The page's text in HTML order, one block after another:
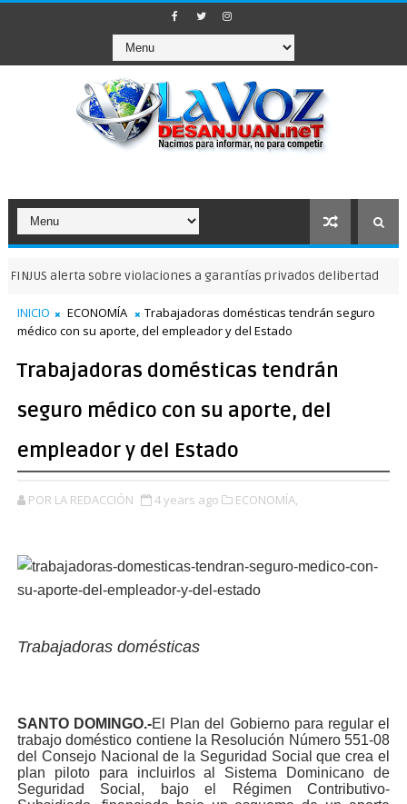
alerta sobre violaciones a garantías privados delibertad
INICIO ECONOMÍA
Trabajadoras domésticas tendrán seguro
médico con su aporte, del empleador y del Estado
Trabajadoras domésticas tendrán
seguro médico con su aporte, del
empleador y del Estado
POR LA REDACCIÓN 4 years ago ECONOMÍA,
Trabajadoras domésticas
SANTO DOMINGO.-El Plan del Gobierno para regular el
trabajo doméstico contiene la Resolución Número 551-08
del Consejo Nacional de la Seguridad Social que crea el
plan piloto para incluirlos al Sistema Dominicano de
Seguridad Social, bajo el Régimen Contributivo-